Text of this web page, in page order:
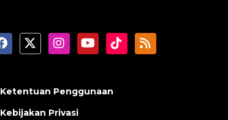
Ketentuan Penggunaan
Kebijakan Privasi